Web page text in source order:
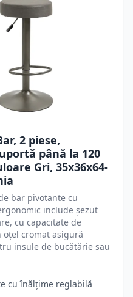
2 piese,
până la 120
Gri, 35x36x64-
bar pivotante cu
include șezut
cu capacitate de
oțel cromat asigură
insule de bucătărie sau
cu înălțime reglabilă